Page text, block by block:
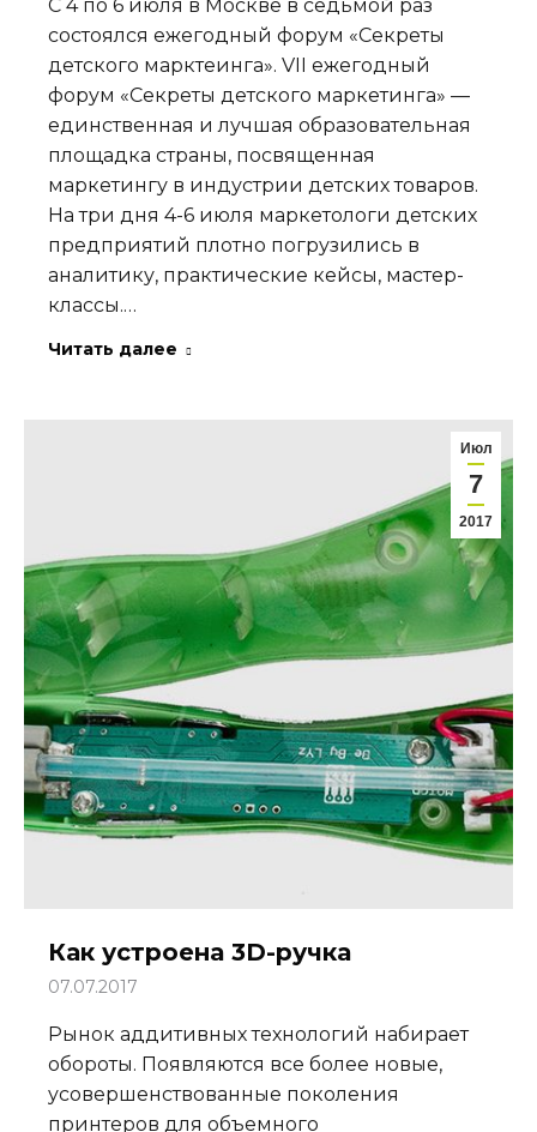
С 4 по 6 июля в Москве в седьмой раз
состоялся ежегодный форум «Секреты
детского марктеинга». VII ежегодный
форум «Секреты детского маркетинга» —
единственная и лучшая образовательная
площадка страны, посвященная
маркетингу в индустрии детских товаров.
На три дня 4-6 июля маркетологи детских
предприятий плотно погрузились в
аналитику, практические кейсы, мастер-
классы.…
Читать далее
Июл
7
2017
Как устроена 3D-ручка
07.07.2017
Рынок аддитивных технологий набирает
обороты. Появляются все более новые,
усовершенствованные поколения
принтеров для объемного